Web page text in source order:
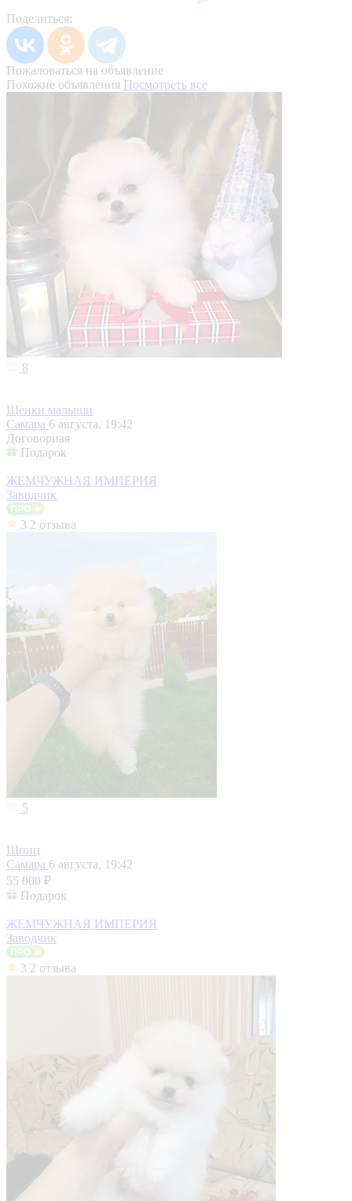
Поделиться:
Пожаловаться на объявление
Похожие объявления Посмотреть все
8
Щенки малыши
Самара 6 августа, 19:42
Договорная
Подарок
ЖЕМЧУЖНАЯ ИМПЕРИЯ
Заводчик
3 2 отзыва
5
Шпиц
Самара 6 августа, 19:42
55 000 ₽
Подарок
ЖЕМЧУЖНАЯ ИМПЕРИЯ
Заводчик
3 2 отзыва